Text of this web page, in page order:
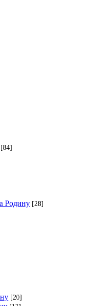
[84]
Родину [28]
[20]